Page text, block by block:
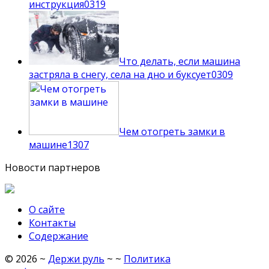
инструкция0319
Что делать, если машина
застряла в снегу, села на дно и буксует0309
Чем отогреть замки в
машине1307
Новости партнеров
О сайте
Контакты
Содержание
© 2026 ~ Держи руль ~ ~ Политика